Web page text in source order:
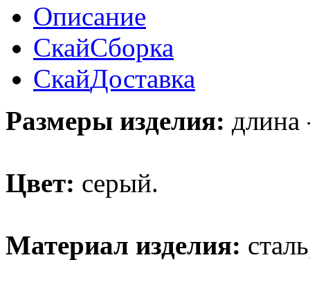
Описание
СкайСборка
СкайДоставка
Размеры изделия: длина
Цвет: серый.
Материал изделия: